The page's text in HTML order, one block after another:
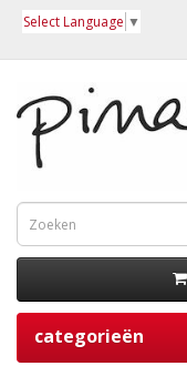
Select Language ▼
categorieën